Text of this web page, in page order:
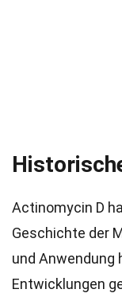
Actinomycin D
Geschichte der
und Anwendung
Entwicklungen